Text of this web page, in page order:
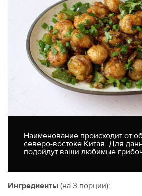
Наименование происходит от
северо-востоке Китая. Для
подойдут ваши любимые
Ингредиенты (на 3 порции):